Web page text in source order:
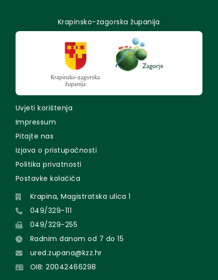
Krapinsko-zagorska županija
Uvjeti korištenja
Impressum
Pitajte nas
Izjava o pristupačnosti
Politika privatnosti
Postavke kolačića
Krapina, Magistratska ulica 1
049/329-111
049/329-255
Radnim danom od 7 do 15
ured.zupana@kzz.hr
OIB: 20042466298